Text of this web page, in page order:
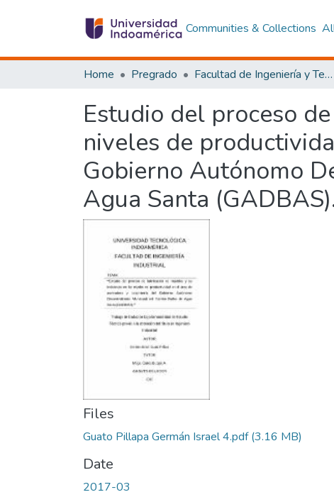
Communities & Collections
Home Pregrado Facultad de Ingeniería y Tecnologías de la Información y la Comunicación
Estudio del proceso
niveles de
Gobierno Autónomo
Agua Santa
Files
Guato Pillapa Germán Israel 4.pdf(3.16 MB)
Date
2017-03